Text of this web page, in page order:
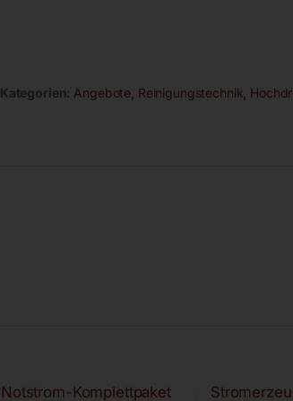
Kategorien: Angebote Reinigungstechnik
Notstrom-Komplettpaket